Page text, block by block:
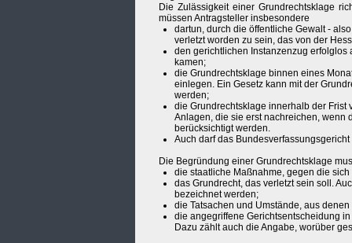
Die Zulässigkeit einer Grundrechtsklage
müssen Antragsteller insbesondere
dartun, durch die öffentliche Gewalt -
verletzt worden zu sein, das von der
den gerichtlichen Instanzenzug
kamen;
die Grundrechtsklage binnen eines
einlegen. Ein Gesetz kann mit der
werden;
die Grundrechtsklage innerhalb der
Anlagen, die sie erst nachreichen, wenn
berücksichtigt werden.
Auch darf das
Die Begründung einer Grundrechtsklage
die staatliche Maßnahme, gegen die
das Grundrecht, das verletzt sein soll.
bezeichnet werden;
die Tatsachen und Umstände, aus
die angegriffene Gerichtsentscheidung
Dazu zählt auch die Angabe, worüber